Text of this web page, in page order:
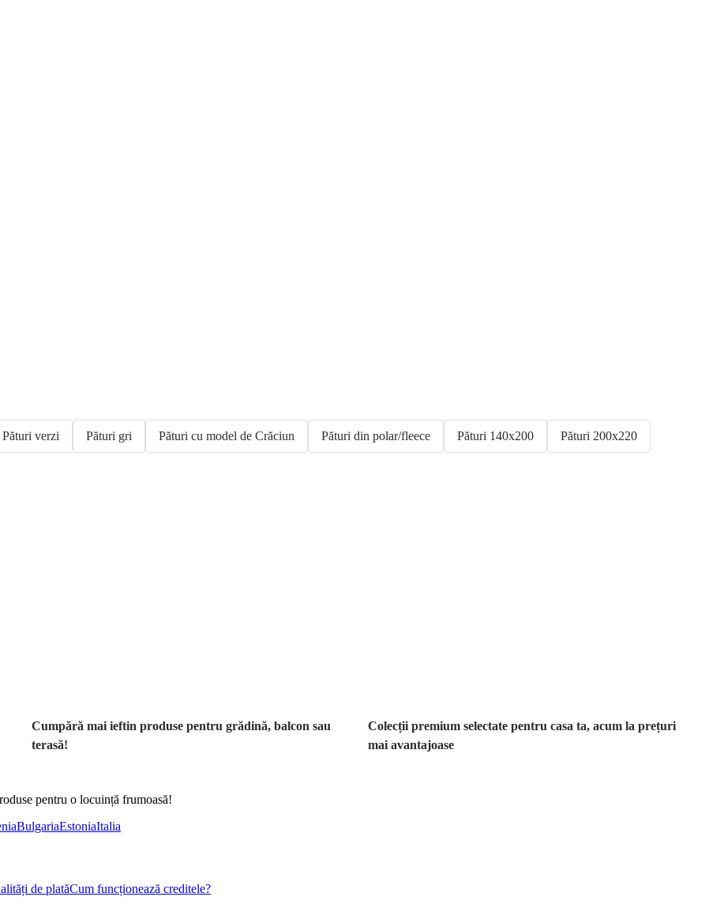
Pături verzi Pături gri Pături cu model de Crăciun Pături din polar/fleece Pături 140x200 Pături 200x220
Cumpără mai ieftin produse pentru grădină, balcon sau
terasă!
Colecții premium selectate pentru casa ta, acum la prețuri
mai avantajoase
pentru o locuință frumoasă!
BulgariaEstoniaItalia
de platăCum funcționează creditele?